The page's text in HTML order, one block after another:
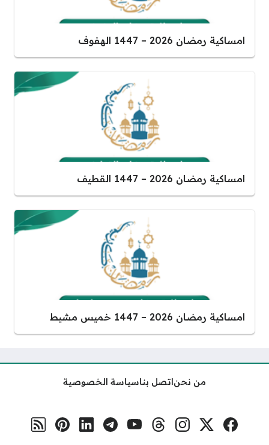
امساكية رمضان 2026 – 1447 الهفوف
امساكية رمضان 2026 – 1447 القطيف
امساكية رمضان 2026 – 1447 خميس مشيط
من نحناتصل بناسياسة الخصوصية
مواقع التواصل فيسبوكمنصة إكسإنستغرامثريدسيوتيوبتلغراملينكد إنبنترست
رابط RSS